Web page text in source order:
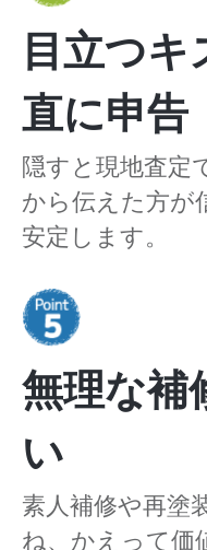
目立つキ
直に申告
隠すと現地査定
から伝えた方が
安定します。
無理な補
い
素人補修や再塗
ね、かえって価